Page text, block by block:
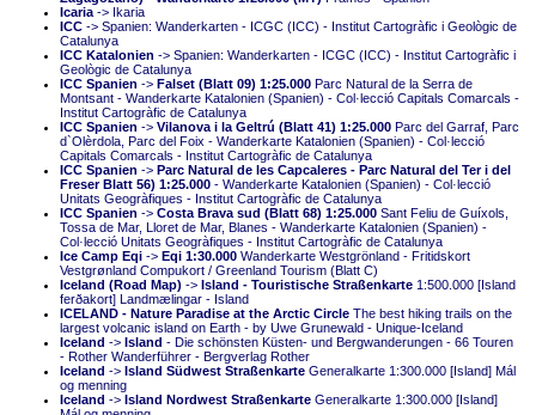
Icaria -> Ikaria
ICC -> Spanien: Wanderkarten - ICGC (ICC) - Institut Cartogràfic i Geològic de
Catalunya
ICC Katalonien -> Spanien: Wanderkarten - ICGC (ICC) - Institut Cartogràfic i
Geològic de Catalunya
ICC Spanien -> Falset (Blatt 09) 1:25.000 Parc Natural de la Serra de
Montsant - Wanderkarte Katalonien (Spanien) - Col·lecció Capitals Comarcals -
Institut Cartogràfic de Catalunya
ICC Spanien -> Vilanova i la Geltrú (Blatt 41) 1:25.000 Parc del Garraf, Parc
d`Olèrdola, Parc del Foix - Wanderkarte Katalonien (Spanien) - Col·lecció
Capitals Comarcals - Institut Cartogràfic de Catalunya
ICC Spanien -> Parc Natural de les Capcaleres - Parc Natural del Ter i del
Freser Blatt 56) 1:25.000 - Wanderkarte Katalonien (Spanien) - Col·lecció
Unitats Geogràfiques - Institut Cartogràfic de Catalunya
ICC Spanien -> Costa Brava sud (Blatt 68) 1:25.000 Sant Feliu de Guíxols,
Tossa de Mar, Lloret de Mar, Blanes - Wanderkarte Katalonien (Spanien) -
Col·lecció Unitats Geogràfiques - Institut Cartogràfic de Catalunya
Ice Camp Eqi -> Eqi 1:30.000 Wanderkarte Westgrönland - Fritidskort
Vestgrønland Compukort / Greenland Tourism (Blatt C)
Iceland (Road Map) -> Island - Touristische Straßenkarte 1:500.000 [Island
ferðakort] Landmælingar - Island
ICELAND - Nature Paradise at the Arctic Circle The best hiking trails on the
largest volcanic island on Earth - by Uwe Grunewald - Unique-Iceland
Iceland -> Island - Die schönsten Küsten- und Bergwanderungen - 66 Touren
- Rother Wanderführer - Bergverlag Rother
Iceland -> Island Südwest Straßenkarte Generalkarte 1:300.000 [Island] Mál
og menning
Iceland -> Island Nordwest Straßenkarte Generalkarte 1:300.000 [Island]